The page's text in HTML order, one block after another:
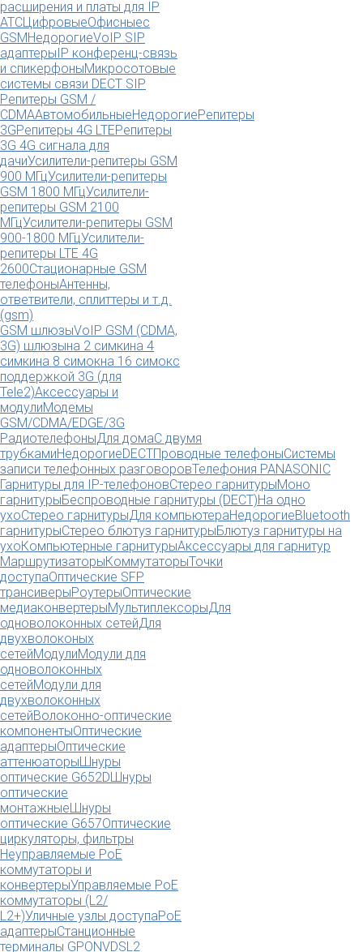
расширения и платы для IP
АТСЦифровыеОфисныес
GSMНедорогиеVoIP SIP
адаптерыIP конференц-связь
и спикерфоныМикросотовые
системы связи DECT SIP
Репитеры GSM /
CDMAАвтомобильныеНедорогиеРепитеры
3GРепитеры 4G LTEРепитеры
3G 4G сигнала для
дачиУсилители-репитеры GSM
900 МГцУсилители-репитеры
GSM 1800 МГцУсилители-
репитеры GSM 2100
МГцУсилители-репитеры GSM
900-1800 МГцУсилители-
репитеры LTE 4G
2600Стационарные GSM
телефоныАнтенны,
ответвители, сплиттеры и т.д.
(gsm)
GSM шлюзыVoIP GSM (CDMA,
3G) шлюзына 2 симкина 4
симкина 8 симокна 16 симокс
поддержкой 3G (для
Tele2)Аксессуары и
модулиМодемы
GSM/CDMA/EDGE/3G
РадиотелефоныДля домаС двумя
трубкамиНедорогиеDECTПроводные телефоныСистемы
записи телефонных разговоровТелефония PANASONIC
Гарнитуры для IP-телефоновСтерео гарнитурыМоно
гарнитурыБеспроводные гарнитуры (DECT)На одно
ухоСтерео гарнитурыДля компьютераНедорогиеBluetooth
гарнитурыСтерео блютуз гарнитурыБлютуз гарнитуры на
ухоКомпьютерные гарнитурыАксессуары для гарнитур
МаршрутизаторыКоммутаторыТочки
доступаОптические SFP
трансиверыРоутерыОптические
медиаконвертерыМультиплексорыДля
одноволоконных сетейДля
двухволоконых
сетейМодулиМодули для
одноволоконных
сетейМодули для
двухволоконных
сетейВолоконно-оптические
компонентыОптические
адаптерыОптические
аттенюаторыШнуры
оптические G652DШнуры
оптические
монтажныеШнуры
оптические G657Оптические
циркуляторы, фильтры
Неуправляемые PoE
коммутаторы и
конвертерыУправляемые PoE
коммутаторы (L2/
L2+)Уличные узлы доступаPoE
адаптерыСтанционные
терминалы GPONVDSL2